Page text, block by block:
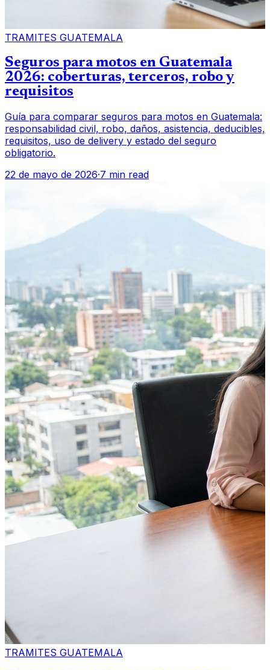
TRAMITES GUATEMALA
Seguros para motos en Guatemala
2026: coberturas, terceros, robo y
requisitos
Guía para comparar seguros para motos en Guatemala:
responsabilidad civil, robo, daños, asistencia, deducibles,
requisitos, uso de delivery y estado del seguro
obligatorio.
22 de mayo de 2026·7 min read
TRAMITES GUATEMALA